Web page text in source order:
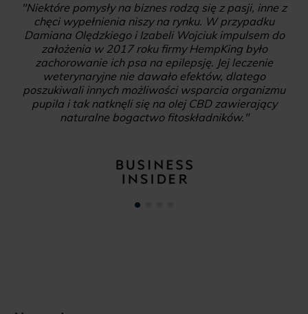
pomysły na biznes rodzą się z pasji, inne z
wypełnienia niszy na rynku. W przypadku
Olędzkiego i Izabeli Wojciuk impulsem do
w 2017 roku firmy HempKing było
ich psa na epilepsję. Jej leczenie
nie dawało efektów, dlatego
innych możliwości wsparcia organizmu
i tak natknęli się na olej CBD zawierający
naturalne bogactwo fitoskładników."
"Od